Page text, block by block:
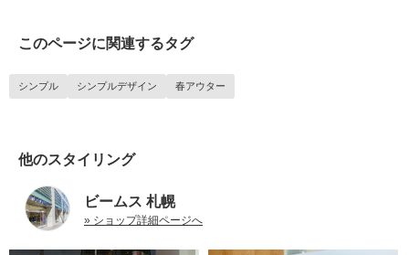
このページに関連するタグ
シンプル シンプルデザイン 春アウター
他のスタイリング
ビームス 札幌
» ショップ詳細ページへ